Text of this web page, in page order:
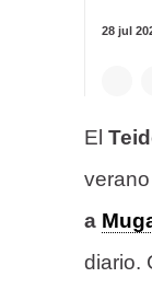
28 jul
El
a
diario.